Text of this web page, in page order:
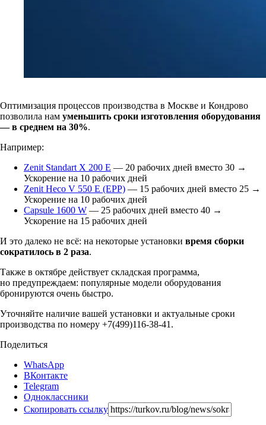
Оптимизация процессов производства в Москве и Кондрово
позволила нам уменьшить сроки изготовления оборудования
— в среднем на 30%.
Например:
Zenit Standart X 200 E — 20 рабочих дней вместо 30 →
Ускорение на 10 рабочих дней
Zenit Heco V 550 E (EPP) — 15 рабочих дней вместо 25 →
Ускорение на 10 рабочих дней
Capsule 1600 W — 25 рабочих дней вместо 40 →
Ускорение на 15 рабочих дней
И это далеко не всё: на некоторые установки время сборки
сократилось в 2 раза.
Также в октябре действует складская программа,
но предупреждаем: популярные модели оборудования
бронируются очень быстро.
Уточняйте наличие вашей установки и актуальные сроки
производства по номеру +7(499)116-38-41.
Поделиться
WhatsApp
ВКонтакте
Telegram
Одноклассники
Скопировать ссылку